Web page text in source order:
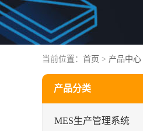
当前位置： 首页 > 产品中心
产品分类
MES生产管理系统